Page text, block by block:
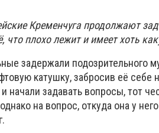
Кременчуга продолжают
что плохо лежит и имеет хоть
задержали подозрительного
катушку, забросив её себе
начали задавать вопросы, тот
на вопрос, откуда она у